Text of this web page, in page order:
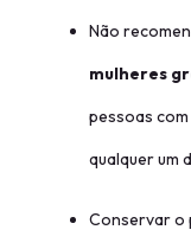
Não
mulheres
pessoas
qualquer um
Conservar o